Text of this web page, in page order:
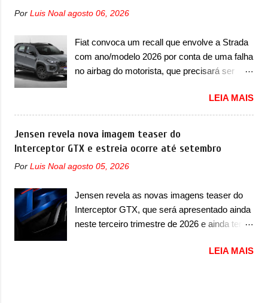
linhas do conceito que o antecipou no Salão
semestre. Na dianteira, o sedã conta com
faróis mais quadrados e compactos, com
luzes ...
Porsche 911 Dakar e o... Lamborghini
grande parte no desenvolvimento do Dune.
Baseado no Huracán, o Dune nasce com
uma proposta similar ao que a marca
design ainda mais Mad Max – algo
característico da Rezvani. Junto com as
imagens, a marca já confirmou que o Dune
será um carro muito exclusivo. Ao todo,
serão apenas sete unidades produzidas...
Ele será equipado com um motor V10
Supercharger capaz de desenvolver cerca de
800cv que separou a performance exótica da
Por Luis Noal agosto 06, 2026
Fiat convoca um recall que envolve a Strada
com ano/modelo 2026 por conta de uma falha
no airbag do motorista, que precisará ser
24 de outubro de 2025 que envolve os
proprietários da Strada no Brasil. O chamado
envolve unidades com ano/modelo 2026 da
picape compacta e envolve todas as versões
unidades afetadas precisam retornar a uma
airbag do motorista, que precisará ser
substituído porque pode ter sido produzido de
forma errada. O serviço já pode ser
marca, sem custo. Em comunicado, a Fiat
LEIA MAIS
Jensen revela nova imagem teaser do
Interceptor GTX e estreia ocorre até setembro
Por Luis Noal agosto 05, 2026
Jensen revela as novas imagens teaser do
Interceptor GTX, que será apresentado ainda
neste terceiro trimestre de 2026 e ainda terá
Jensen International Automotive (abreviação
LEIA MAIS